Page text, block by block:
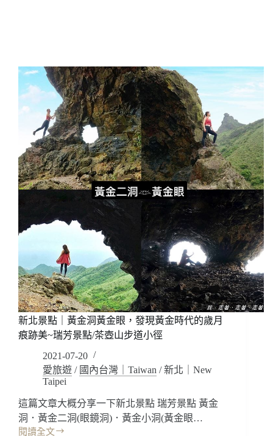
新北景點｜黃金洞黃金眼，發現黃金時代的歲月
痕跡美~瑞芳景點/茶壺山步道小徑
2021-07-20
愛旅遊 / 國內台灣｜Taiwan /新北｜New
Taipei
這篇文章大概分享一下新北景點 瑞芳景點 黃金
洞．黃金二洞(眼鏡洞)．黃金小洞(黃金眼…
閱讀全文